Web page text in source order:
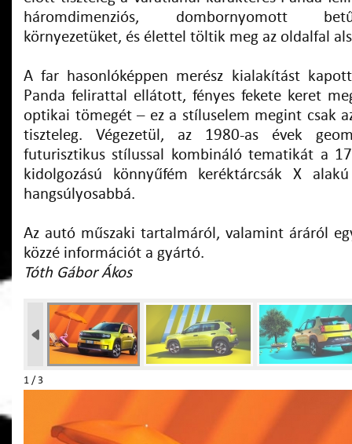
háromdimenziós, dombornyomott
környezetüket, és élettel töltik meg az oldalfal
A far hasonlóképpen merész kialakítást
Panda felirattal ellátott, fényes fekete keret
optikai tömegét – ez a stíluselem megint csak
tiszteleg. Végezetül, az 1980-as évek
futurisztikus stílussal kombináló tematikát a
kidolgozású könnyűfém keréktárcsák X
hangsúlyosabbá.
Az autó műszaki tartalmáról, valamint áráról
közzé információt a gyártó.
Tóth Gábor Ákos
1 / 3